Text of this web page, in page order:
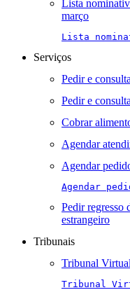
Lista
março
Lista
Serviços
Pedir e
Pedir e
Cobrar
Agendar
Agendar
Agendar
Pedir regresso
estrangeiro
Tribunais
Tribunal Virtual
Tribunal